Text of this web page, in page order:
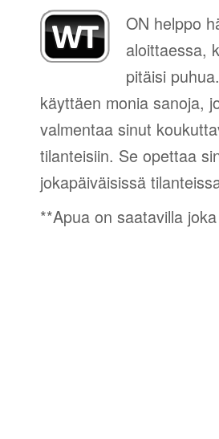
ON helppo
aloittaessa,
pitäisi
käyttäen monia sanoja,
valmentaa sinut
tilanteisiin. Se opettaa
jokapäiväisissä
**Apua on saatavilla